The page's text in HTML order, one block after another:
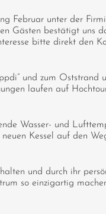
Februar unter der
Gästen bestätigt uns
bitte direkt den
und zum Oststrand
laufen auf
Wasser- und
Kessel auf den
und durch ihr
so einzigartig